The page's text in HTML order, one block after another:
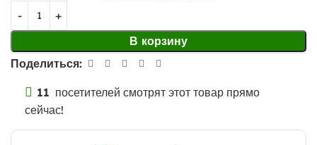
В корзину
Поделиться:
11 посетителей смотрят этот товар прямо
сейчас!